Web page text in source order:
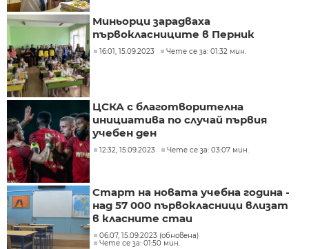
Миньорци зарадваха
първокласниците в Перник
16:01, 15.09.2023 Чете се за: 01:32 мин.
ЦСКА с благотворителна
инициатива по случай първия
учебен ден
12:32, 15.09.2023 Чете се за: 03:07 мин.
Старт на новата учебна година -
над 57 000 първокласници влизат
в класните стаи
06:07, 15.09.2023 (обновена)
Чете се за: 01:50 мин.